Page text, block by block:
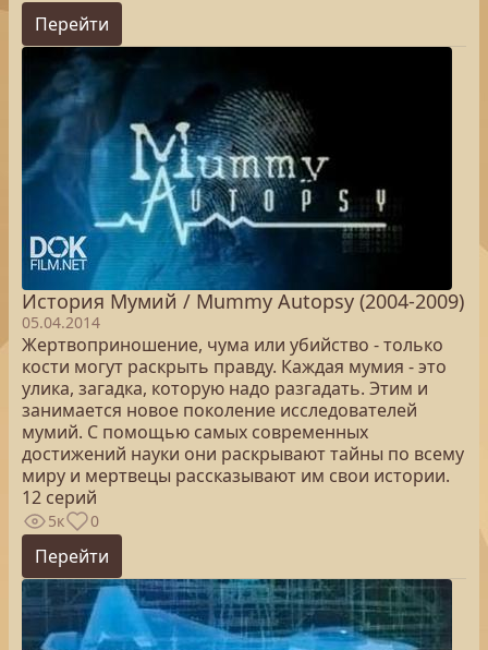
Перейти
История Мумий / Mummy Autopsy (2004-2009)
05.04.2014
Жертвоприношение, чума или убийство - только
кости могут раскрыть правду. Каждая мумия - это
улика, загадка, которую надо разгадать. Этим и
занимается новое поколение исследователей
мумий. С помощью самых современных
достижений науки они раскрывают тайны по всему
миру и мертвецы рассказывают им свои истории.
12 серий
5к 0
Перейти